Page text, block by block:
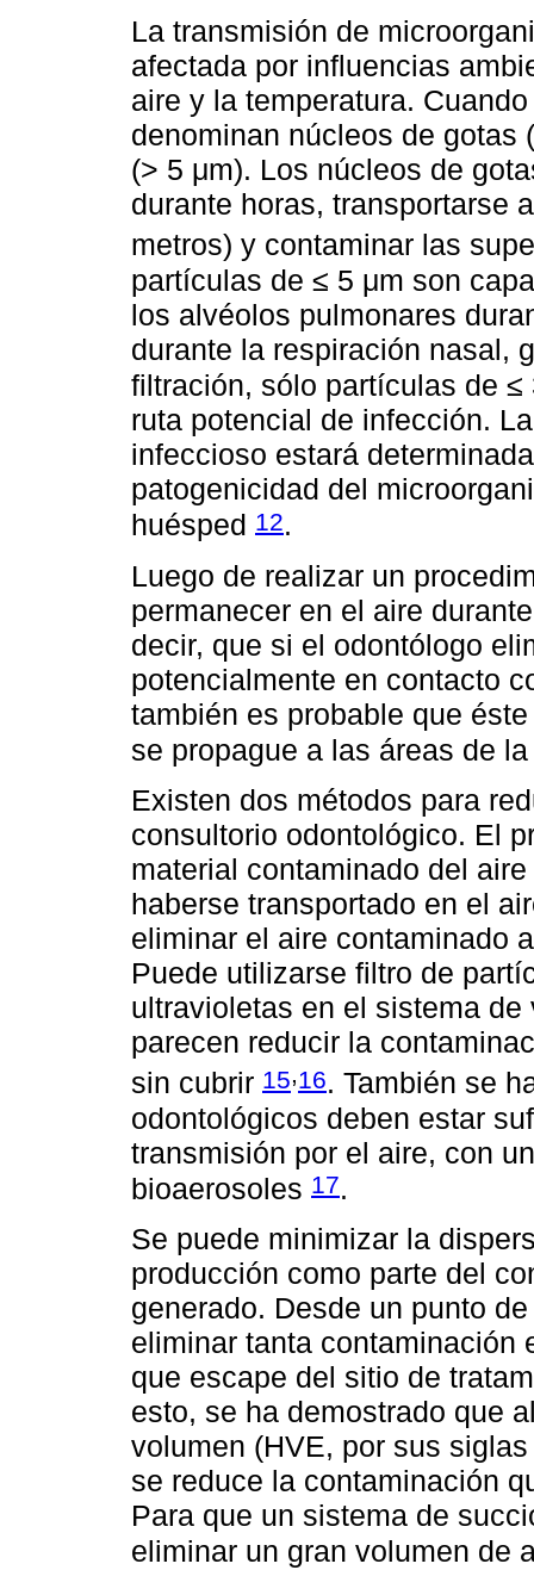
La transmisión de
afectada por influencias
aire y la temperatura.
denominan núcleos de gotas
(> 5 μm). Los núcleos de
durante horas, transportarse
metros) y contaminar las
partículas de ≤ 5 μm son
los alvéolos pulmonares
durante la respiración nasal,
filtración, sólo partículas de ≤
ruta potencial de infección.
infeccioso estará
patogenicidad del
huésped 12.
Luego de realizar un
permanecer en el aire
decir, que si el odontólogo
potencialmente en contacto
también es probable que
se propague a las áreas de
Existen dos métodos para
consultorio odontológico. El
material contaminado del
haberse transportado en el
eliminar el aire contaminado
Puede utilizarse filtro de
ultravioletas en el sistema
parecen reducir la
sin cubrir 15,16. También se
odontológicos deben estar
transmisión por el aire, con
bioaerosoles 17.
Se puede minimizar la
producción como parte del
generado. Desde un punto
eliminar tanta contaminación
que escape del sitio de
esto, se ha demostrado que
volumen (HVE, por sus
se reduce la contaminación
Para que un sistema de
eliminar un gran volumen de